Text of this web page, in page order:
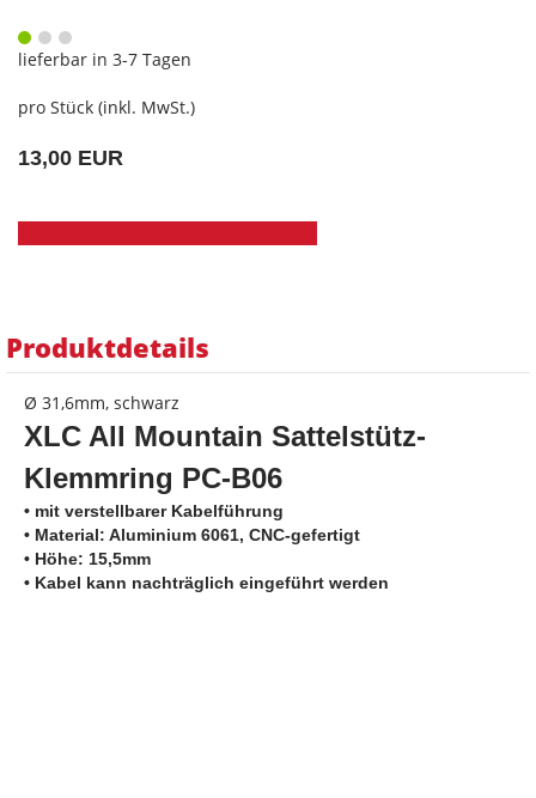
lieferbar in 3-7 Tagen
pro Stück (inkl. MwSt.)
13,00 EUR
Produktdetails
Ø 31,6mm, schwarz
XLC All Mountain Sattelstütz-
Klemmring PC-B06
• mit verstellbarer Kabelführung
• Material: Aluminium 6061, CNC-gefertigt
• Höhe: 15,5mm
• Kabel kann nachträglich eingeführt werden